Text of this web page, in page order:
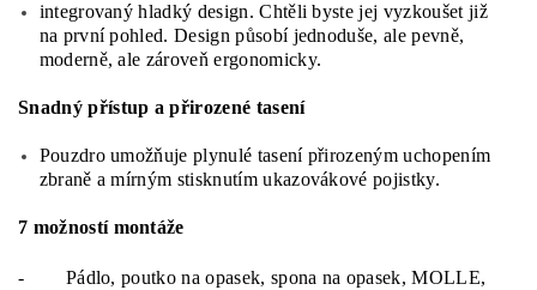
integrovaný hladký design. Chtěli byste jej vyzkoušet již
na první pohled. Design působí jednoduše, ale pevně,
moderně, ale zároveň ergonomicky.
Snadný přístup a přirozené tasení
Pouzdro umožňuje plynulé tasení přirozeným uchopením
zbraně a mírným stisknutím ukazovákové pojistky.
7 možností montáže
- Pádlo, poutko na opasek, spona na opasek, MOLLE,